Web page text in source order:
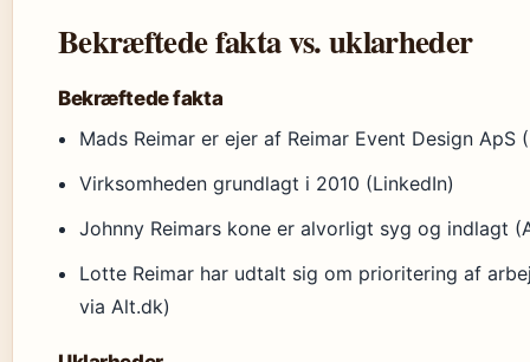
Bekræftede fakta vs. uklarheder
Bekræftede fakta
Mads Reimar er ejer af Reimar Event Design ApS
Virksomheden grundlagt i 2010 (LinkedIn)
Johnny Reimars kone er alvorligt syg og indlagt
Lotte Reimar har udtalt sig om prioritering af
via Alt.dk)